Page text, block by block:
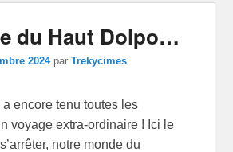
du Haut Dolpo…
2024 parTrekycimes
encore tenu toutes les
voyage extra-ordinaire ! Ici le
notre monde du